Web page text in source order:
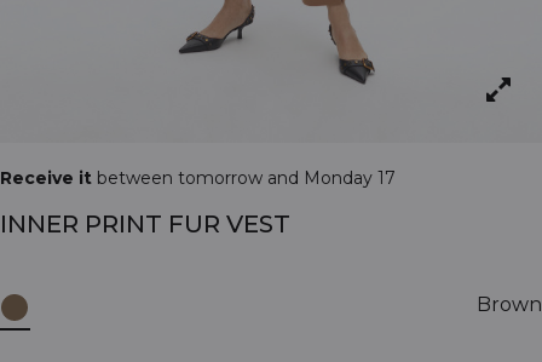
Receive it between tomorrow and Monday 17
INNER PRINT FUR VEST
Brown